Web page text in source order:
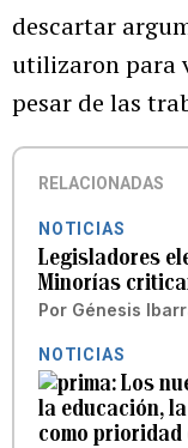
descartar
utilizaron para
pesar de las
RELACIONADAS
NOTICIAS
Legisladores
Minorías
Por Génesis
NOTICIAS
Los
la educación,
como prioridad